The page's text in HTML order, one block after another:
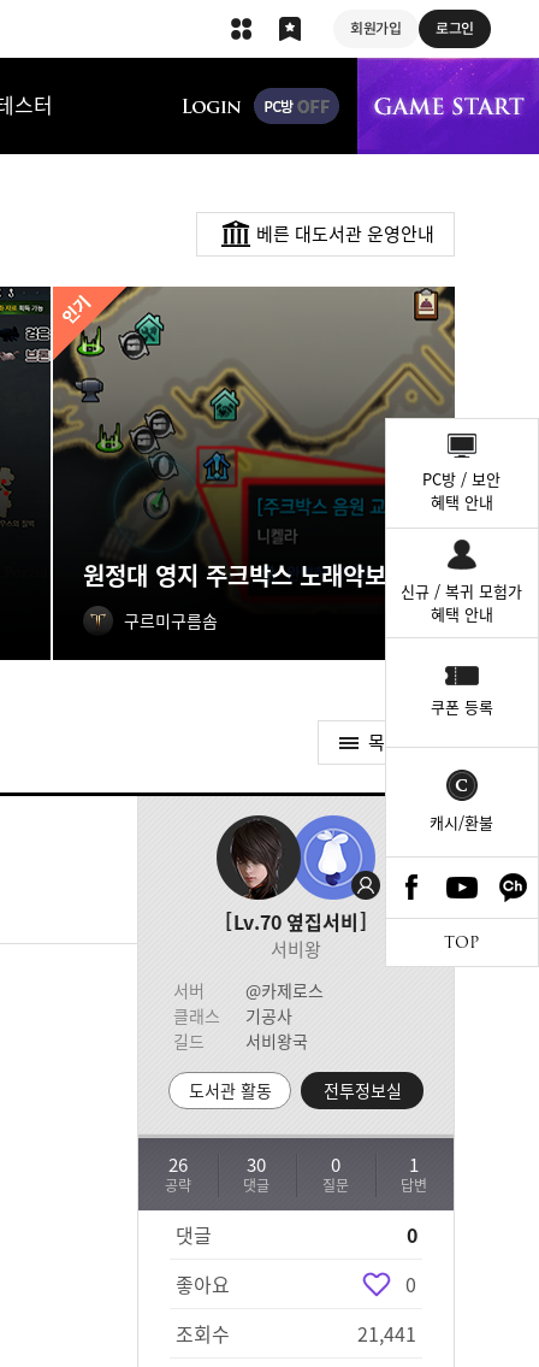
회원가입 로그인
스터
베른 대도서관 운영안내
원정대 영지 주크박스 노래악보 획득처
구르미구름솜
목록가기
Lv.70 옆집서비
서비왕
서버
@카제로스
클래스
기공사
길드
서비왕국
도서관 활동 전투정보실
공략
26
댓글
30
질문
0
답변
1
댓글
0
좋아요
0
조회수
21,441
PC방 / 보안
혜택 안내
신규 / 복귀 모험가
혜택 안내
쿠폰 등록
캐시/환불
TOP